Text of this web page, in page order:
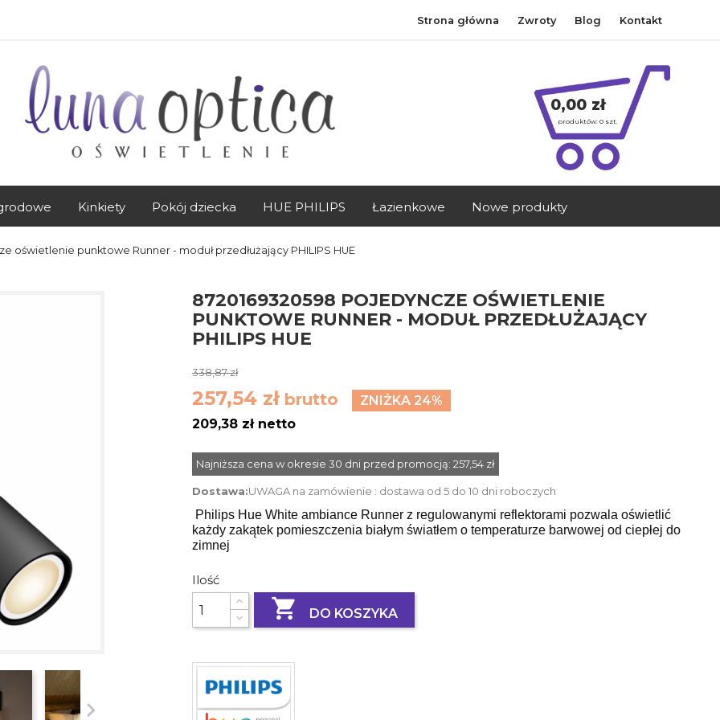
Strona główna Zwroty Blog Kontakt
0,00 zł
produktów: 0szt.
Kinkiety Pokój dziecka HUE PHILIPS Łazienkowe Nowe produkty
oświetlenie punktowe Runner - moduł przedłużający PHILIPS HUE

8720169320598 POJEDYNCZE OŚWIETLENIE
PUNKTOWE RUNNER - MODUŁ PRZEDŁUŻAJĄCY
PHILIPS HUE
338,87 zł
257,54 zł brutto
ZNIŻKA 24%
209,38 zł netto
Najniższa cena w okresie 30 dni przed promocją: 257,54 zł
Dostawa:UWAGA na zamówienie : dostawa od 5 do 10 dni roboczych
Philips Hue White ambiance Runner z regulowanymi reflektorami pozwala oświetlić
każdy zakątek pomieszczenia białym światłem o temperaturze barwowej od ciepłej do
zimnej
Ilość
 DO KOSZYKA